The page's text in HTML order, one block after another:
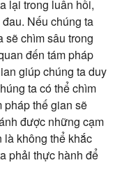
lại trong luân hồi,
Nếu chúng ta
sẽ chìm sâu trong
đến tám pháp
giúp chúng ta duy
ta có thể chìm
pháp thế gian sẽ
được những cạm
là không thể khắc
phải thực hành để